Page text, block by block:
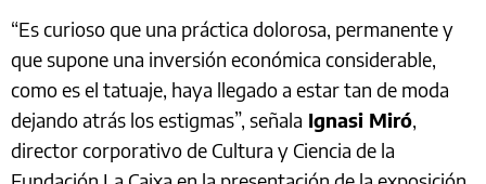
“Es curioso que una práctica dolorosa, permanente y
que supone una inversión económica considerable,
como es el tatuaje, haya llegado a estar tan de moda
dejando atrás los estigmas”, señala Ignasi Miró,
director corporativo de Cultura y Ciencia de la